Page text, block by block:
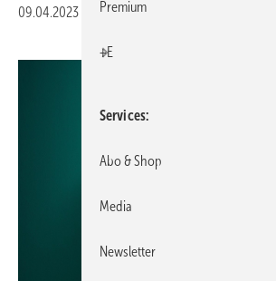
09.04.2023 Veröffentlicht in
Premium
+E
Services
Abo & Shop
Media
Newsletter